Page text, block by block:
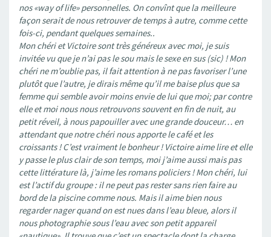
nos «way of life» personnelles. On convînt que la meilleure
façon serait de nous retrouver de temps à autre, comme cette
fois-ci, pendant quelques semaines..
Mon chéri et Victoire sont très généreux avec moi, je suis
invitée vu que je n’ai pas le sou mais le sexe en sus (sic) ! Mon
chéri ne m’oublie pas, il fait attention à ne pas favoriser l’une
plutôt que l’autre, je dirais même qu’il me baise plus que sa
femme qui semble avoir moins envie de lui que moi; par contre
elle et moi nous nous retrouvons souvent en fin de nuit, au
petit réveil, à nous papouiller avec une grande douceur… en
attendant que notre chéri nous apporte le café et les
croissants ! C’est vraiment le bonheur ! Victoire aime lire et elle
y passe le plus clair de son temps, moi j’aime aussi mais pas
cette littérature là, j’aime les romans policiers ! Mon chéri, lui
est l’actif du groupe : il ne peut pas rester sans rien faire au
bord de la piscine comme nous. Mais il aime bien nous
regarder nager quand on est nues dans l’eau bleue, alors il
nous photographie sous l’eau avec son petit appareil